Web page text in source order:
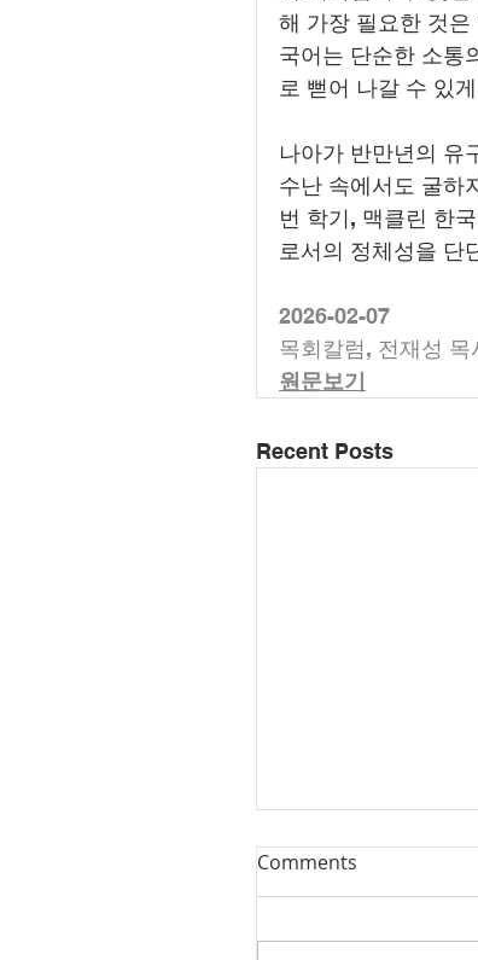
해 가장 필요한 것은
국어는 단순한 소통
로 뻗어 나갈 수 있
나아가 반만년의 유
수난 속에서도 굴하
번 학기, 맥클린 한
로서의 정체성을 단
2026-02-07
목회칼럼, 전재성 목
원문보기
Recent Posts
Comments